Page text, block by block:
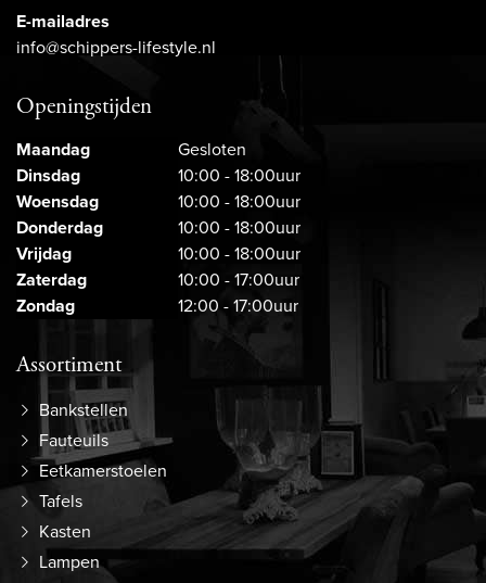
E-mailadres
info@schippers-lifestyle.nl
Openingstijden
Maandag
Gesloten
Dinsdag
10:00 - 18:00uur
Woensdag
10:00 - 18:00uur
Donderdag
10:00 - 18:00uur
Vrijdag
10:00 - 18:00uur
Zaterdag
10:00 - 17:00uur
Zondag
12:00 - 17:00uur
Assortiment
Bankstellen
Fauteuils
Eetkamerstoelen
Tafels
Kasten
Lampen